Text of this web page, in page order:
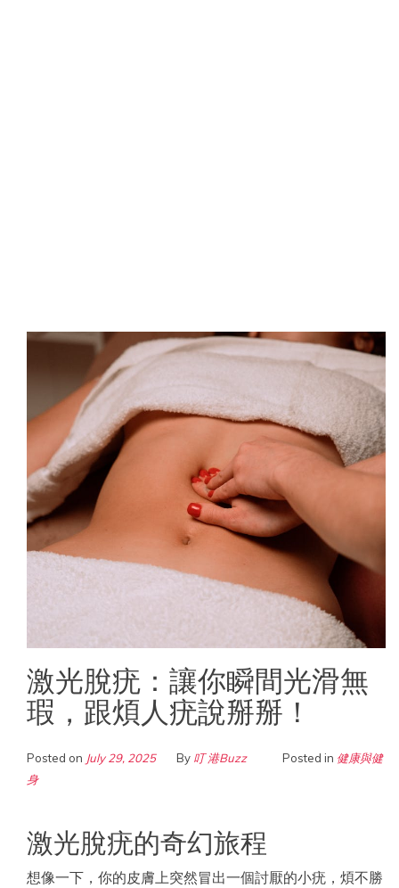
激光脫疣：讓你瞬間光滑無
瑕，跟煩人疣說掰掰！
Posted on July 29, 2025 By 叮 港Buzz Posted in 健康與健
身
激光脫疣的奇幻旅程
想像一下，你的皮膚上突然冒出一個討厭的小疣，煩不勝